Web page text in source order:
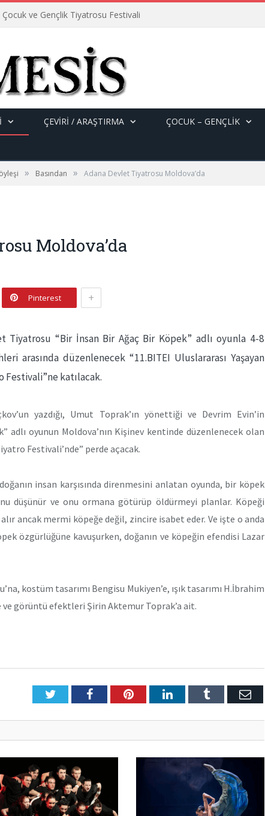
Çocuk ve Gençlik Tiyatrosu Festivali
ÇEVİRİ / ARAŞTIRMA ÇOCUK – GENÇLIK
» Basından » Adana Devlet Tiyatrosu Moldova’da
Moldova’da
Pinterest +
Tiyatrosu “Bir İnsan Bir Ağaç Bir Köpek” adlı oyunla 4-8
arasında düzenlenecek “11.BITEI Uluslararası Yaşayan
Festivali”ne katılacak.
yazdığı, Umut Toprak’ın yönettiği ve Devrim Evin’in
adlı oyunun Moldova’nın Kişinev kentinde düzenlenecek olan
Festivali’nde” perde açacak.
insan karşısında direnmesini anlatan oyunda, bir köpek
düşünür ve onu ormana götürüp öldürmeyi planlar. Köpeği
ancak mermi köpeğe değil, zincire isabet eder. Ve işte o anda
özgürlüğüne kavuşurken, doğanın ve köpeğin efendisi Lazar
kostüm tasarımı Bengisu Mukiyen’e, ışık tasarımı H.İbrahim
ve görüntü efektleri Şirin Aktemur Toprak’a ait.
TwitterFacebookPinterestLinkedInTumblr E-